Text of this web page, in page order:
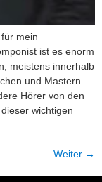
mein
ist es enorm
meistens innerhalb
und Mastern
Hörer von den
wichtigen
Weiter →